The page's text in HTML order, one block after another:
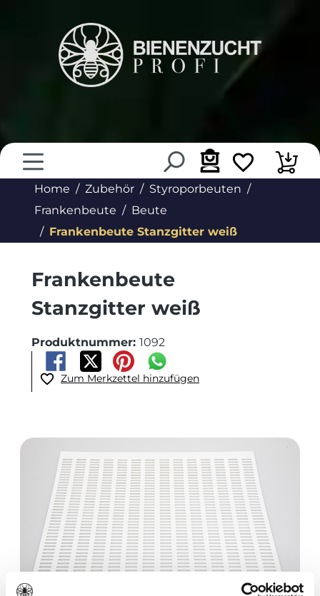
Home Zubehör
Styroporbeuten
Frankenbeute
Beute
Frankenbeute Stanzgitter weiß
Frankenbeute
Stanzgitter weiß
Produktnummer: 1092
Zum Merkzettel hinzufügen
Bildergalerie überspringen